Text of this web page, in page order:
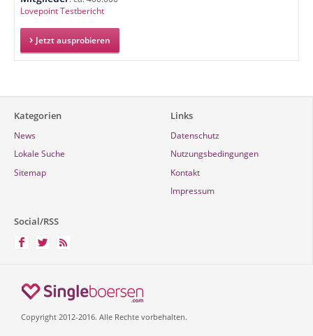
Lovepoint Testbericht
Jetzt ausprobieren
Kategorien
News
Lokale Suche
Sitemap
Links
Datenschutz
Nutzungsbedingungen
Kontakt
Impressum
Social/RSS
Copyright 2012-2016. Alle Rechte vorbehalten.